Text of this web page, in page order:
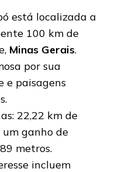
está localizada a
100 km de
Minas Gerais.
por sua
e paisagens
22,22 km de
ganho de
metros.
incluem